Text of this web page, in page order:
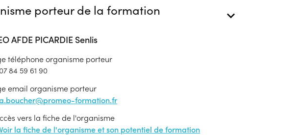
porteur de la formation
AFDE PICARDIE Senlis
téléphone organisme porteur
07 84 59 61 90
email organisme porteur
formation.fr
vers la fiche de l'organisme
la fiche de l'organisme et son potentiel de formation